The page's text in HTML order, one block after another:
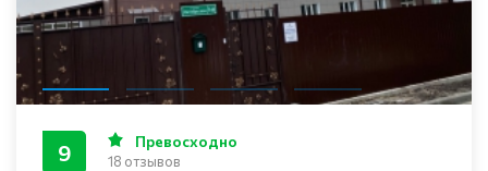
9 Превосходно
18 отзывов